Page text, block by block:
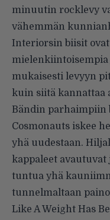
minuutin rocklevy
vähemmän
Interiorsin biisit
mielenkiintoisempia
mukaisesti levyyn
kuin siitä kannattaa
Bändin
Cosmonauts iskee
yhä uudestaan.
kappaleet
tuntua yhä
tunnelmaltaan
Like A Weight Has